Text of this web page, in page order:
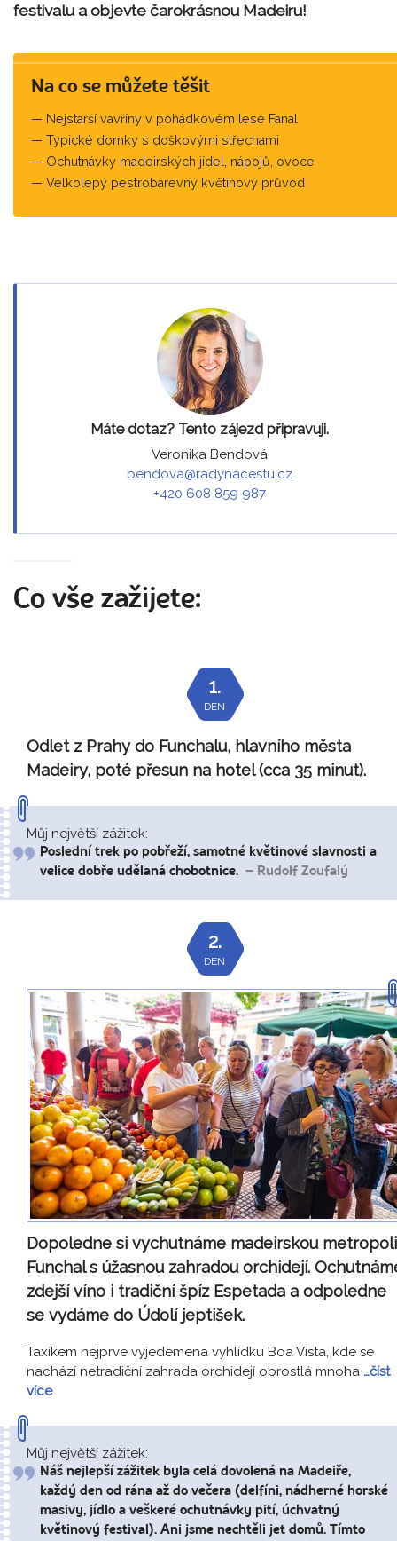
festivalu a objevte čarokrásnou Madeiru!
Na co se můžete těšit
Nejstarší vavříny v pohádkovém lese Fanal
Typické domky s doškovými střechami
Ochutnávky madeirských jídel, nápojů, ovoce
Velkolepý pestrobarevný květinový průvod
Máte dotaz? Tento zájezd připravuji.
Veronika Bendová
bendova@radynacestu.cz
+420 608 859 987
Co vše zažijete:
1.
DEN
Odlet z Prahy do Funchalu, hlavního města
Madeiry, poté přesun na hotel (cca 35 minut).
Můj největší zážitek:
Poslední trek po pobřeží, samotné květinové slavnosti a
velice dobře udělaná chobotnice. – Rudolf Zoufalý
2.
DEN
Dopoledne si vychutnáme madeirskou metropoli
Funchal s úžasnou zahradou orchidejí.
zdejší víno i tradiční špíz Espetada a odpoledne
se vydáme do Údolí jeptišek.
Taxíkem nejprve vyjedemena vyhlídku Boa Vista, kde se
nachází netradiční zahrada orchidejí obrostlá mnoha …číst
více
Můj největší zážitek:
Náš nejlepší zážitek byla celá dovolená na Madeiře,
každý den od rána až do večera (delfíni, nádherné horské
masivy, jídlo a veškeré ochutnávky pití, úchvatný
květinový festival). Ani jsme nechtěli jet domů. Tímto